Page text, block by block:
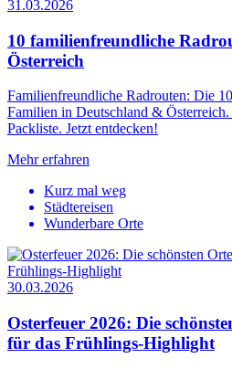
31.03.2026
10 familienfreundliche
Österreich
Familienfreundliche Radrouten: Die
Familien in Deutschland &
Packliste. Jetzt entdecken!
Mehr erfahren
Kurz mal weg
Städtereisen
Wunderbare Orte
30.03.2026
Osterfeuer 2026: Die
für das Frühlings-Highlight